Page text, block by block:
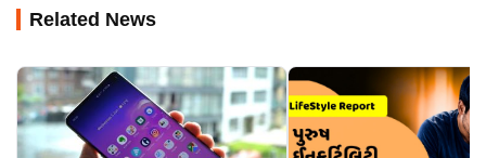
Related News